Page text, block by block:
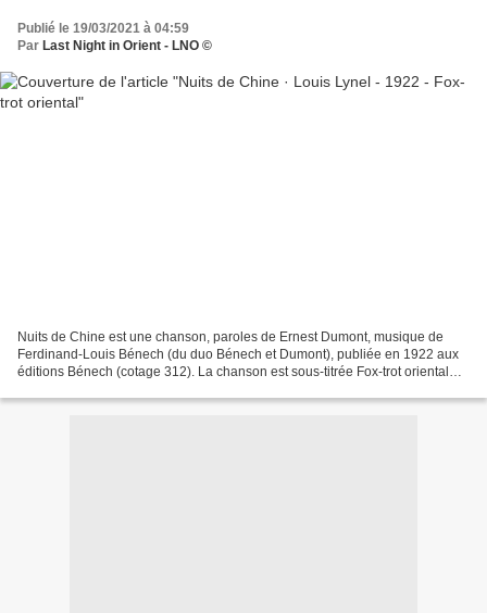
Publié le 19/03/2021 à 04:59
Par Last Night in Orient - LNO ©
Nuits de Chine est une chanson, paroles de Ernest Dumont, musique de
Ferdinand-Louis Bénech (du duo Bénech et Dumont), publiée en 1922 aux
éditions Bénech (cotage 312). La chanson est sous-titrée Fox-trot oriental